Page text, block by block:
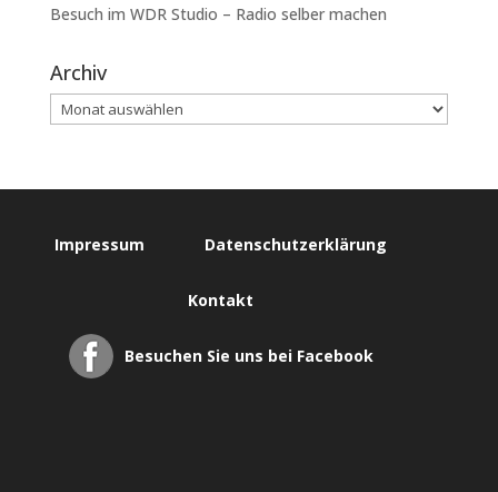
Besuch im WDR Studio – Radio selber machen
Archiv
Impressum Datenschutzerklärung
Kontakt
Besuchen Sie uns bei Facebook